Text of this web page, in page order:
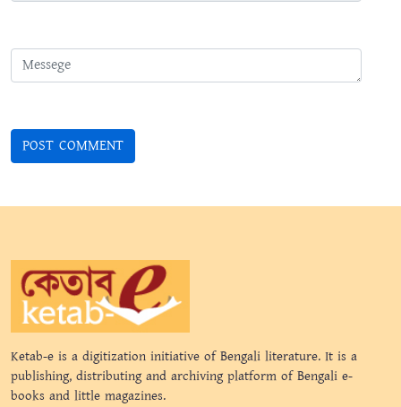
Ketab-e is a digitization initiative of Bengali literature. It is a
publishing, distributing and archiving platform of Bengali e-
books and little magazines.